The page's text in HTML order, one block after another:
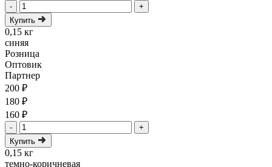
-
+
Купить
0,15 кг
синяя
Розница
Оптовик
Партнер
200 ₽
180 ₽
160 ₽
-
+
Купить
0,15 кг
темно-коричневая